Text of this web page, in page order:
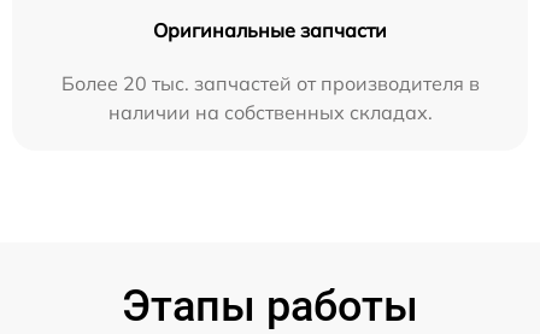
Оригинальные запчасти
Более 20 тыс. запчастей от производителя в
наличии на собственных складах.
Этапы работы